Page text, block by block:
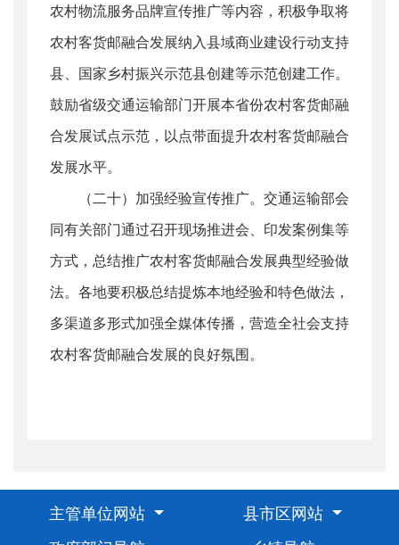
农村物流服务品牌宣传推广等内容，积极争取将
农村客货邮融合发展纳入县域商业建设行动支持
县、国家乡村振兴示范县创建等示范创建工作。
鼓励省级交通运输部门开展本省份农村客货邮融
合发展试点示范，以点带面提升农村客货邮融合
发展水平。
（二十）加强经验宣传推广。交通运输部会
同有关部门通过召开现场推进会、印发案例集等
方式，总结推广农村客货邮融合发展典型经验做
法。各地要积极总结提炼本地经验和特色做法，
多渠道多形式加强全媒体传播，营造全社会支持
农村客货邮融合发展的良好氛围。
主管单位网站
县市区网站